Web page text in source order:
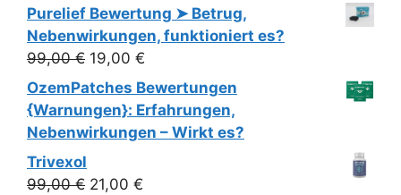
Preis
war:
79,00 €
Preis
ist:
19,00 €.
Purelief Bewertung ➤ Betrug,
Nebenwirkungen, funktioniert es?
99,00€ Ursprünglicher
Preis
99,00 €
19,00 €
Preis
ist:
19,00 €.
OzemPatches Bewertungen
{Warnungen}: Erfahrungen,
Nebenwirkungen – Wirkt es?
Trivexol
99,00€ Ursprünglicher
21,00 €